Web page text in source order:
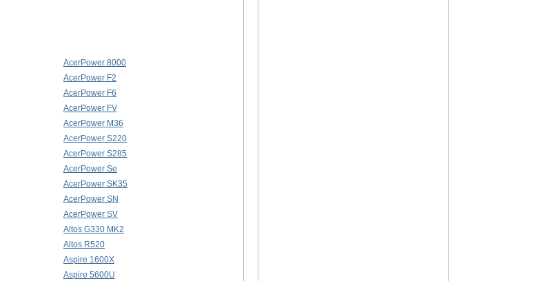
AcerPower 8000
AcerPower F2
AcerPower F6
AcerPower FV
AcerPower M36
AcerPower S220
AcerPower S285
AcerPower Se
AcerPower SK35
AcerPower SN
AcerPower SV
Altos G330 MK2
Altos R520
Aspire 1600X
Aspire 5600U